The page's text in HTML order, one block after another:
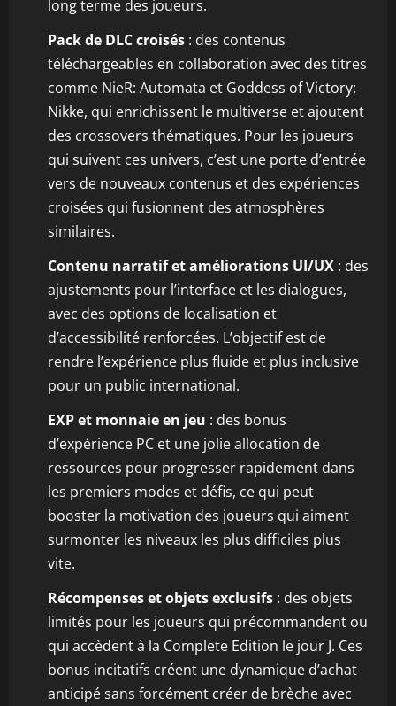
long terme des joueurs.
Pack de DLC croisés : des contenus
téléchargeables en collaboration avec des titres
comme NieR: Automata et Goddess of Victory:
Nikke, qui enrichissent le multiverse et ajoutent
des crossovers thématiques. Pour les joueurs
qui suivent ces univers, c’est une porte d’entrée
vers de nouveaux contenus et des expériences
croisées qui fusionnent des atmosphères
similaires.
Contenu narratif et améliorations UI/UX : des
ajustements pour l’interface et les dialogues,
avec des options de localisation et
d’accessibilité renforcées. L’objectif est de
rendre l’expérience plus fluide et plus inclusive
pour un public international.
EXP et monnaie en jeu : des bonus
d’expérience PC et une jolie allocation de
ressources pour progresser rapidement dans
les premiers modes et défis, ce qui peut
booster la motivation des joueurs qui aiment
surmonter les niveaux les plus difficiles plus
vite.
Récompenses et objets exclusifs : des objets
limités pour les joueurs qui précommandent ou
qui accèdent à la Complete Edition le jour J. Ces
bonus incitatifs créent une dynamique d’achat
anticipé sans forcément créer de brèche avec